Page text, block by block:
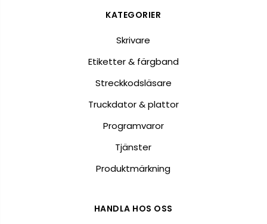
KATEGORIER
Skrivare
Etiketter & färgband
Streckkodsläsare
Truckdator & plattor
Programvaror
Tjänster
Produktmärkning
HANDLA HOS OSS